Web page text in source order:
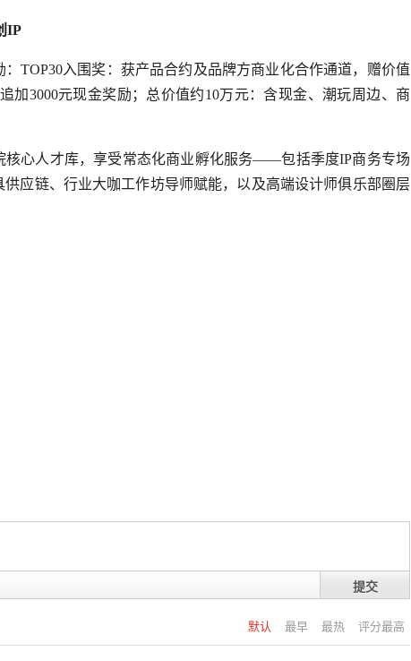
IP
TOP30入围奖：获产品合约及品牌方商业化合作通道，赠价值
加3000元现金奖励；总价值约10万元：含现金、潮玩周边、商
核心人才库，享受常态化商业孵化服务——包括季度IP商务专场
应链、行业大咖工作坊导师赋能，以及高端设计师俱乐部圈层
提交
默认 最早 最热 评分最高